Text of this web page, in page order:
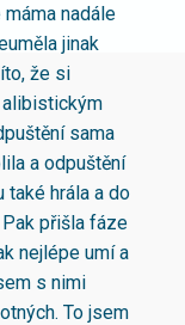
nadále
jinak
že si
alibistickým
sama
a odpuštění
také hrála a do
přišla fáze
nejlépe umí a
s nimi
To jsem